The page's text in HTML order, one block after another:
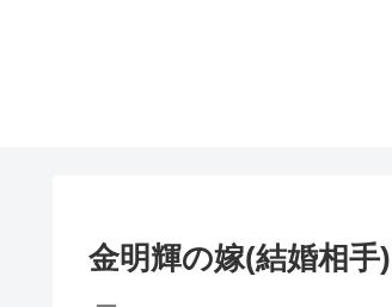
金明輝の嫁(結婚相手